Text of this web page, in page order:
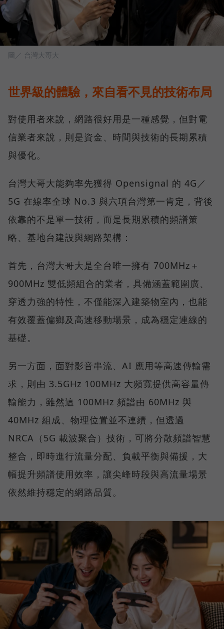
圖／ 台灣大哥大
世界級的體驗，來自看不見的技術布局
對使用者來說，網路很好用是一種感覺，但對電
信業者來說，則是資金、時間與技術的長期累積
與優化。
台灣大哥大能夠率先獲得 Opensignal 的 4G／
5G 在線率全球 No.3 與六項台灣第一肯定，背後
依靠的不是單一技術，而是長期累積的頻譜策
略、基地台建設與網路架構：
首先，台灣大哥大是全台唯一擁有 700MHz＋
900MHz 雙低頻組合的業者，具備涵蓋範圍廣、
穿透力強的特性，不僅能深入建築物室內，也能
有效覆蓋偏鄉及高速移動場景，成為穩定連線的
基礎。
另一方面，面對影音串流、AI 應用等高速傳輸需
求，則由 3.5GHz 100MHz 大頻寬提供高容量傳
輸能力，雖然這 100MHz 頻譜由 60MHz 與
40MHz 組成、物理位置並不連續，但透過
NRCA（5G 載波聚合）技術，可將分散頻譜智慧
整合，即時進行流量分配、負載平衡與備援，大
幅提升頻譜使用效率，讓尖峰時段與高流量場景
依然維持穩定的網路品質。